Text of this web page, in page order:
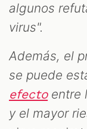
algunos
virus".
Además, el
se puede
efectoentre
y el mayor